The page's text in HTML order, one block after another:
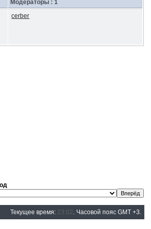
Модераторы : 1
cerber
Текущее время: 23:02. Часовой пояс GMT +3.